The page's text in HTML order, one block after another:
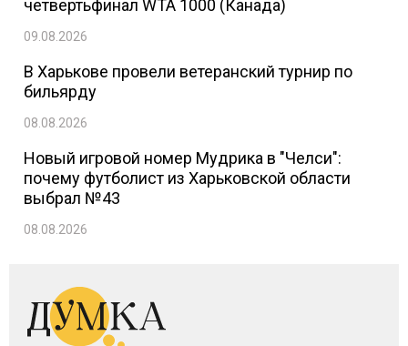
четвертьфинал WTA 1000 (Канада)
09.08.2026
В Харькове провели ветеранский турнир по
бильярду
08.08.2026
Новый игровой номер Мудрика в "Челси":
почему футболист из Харьковской области
выбрал №43
08.08.2026